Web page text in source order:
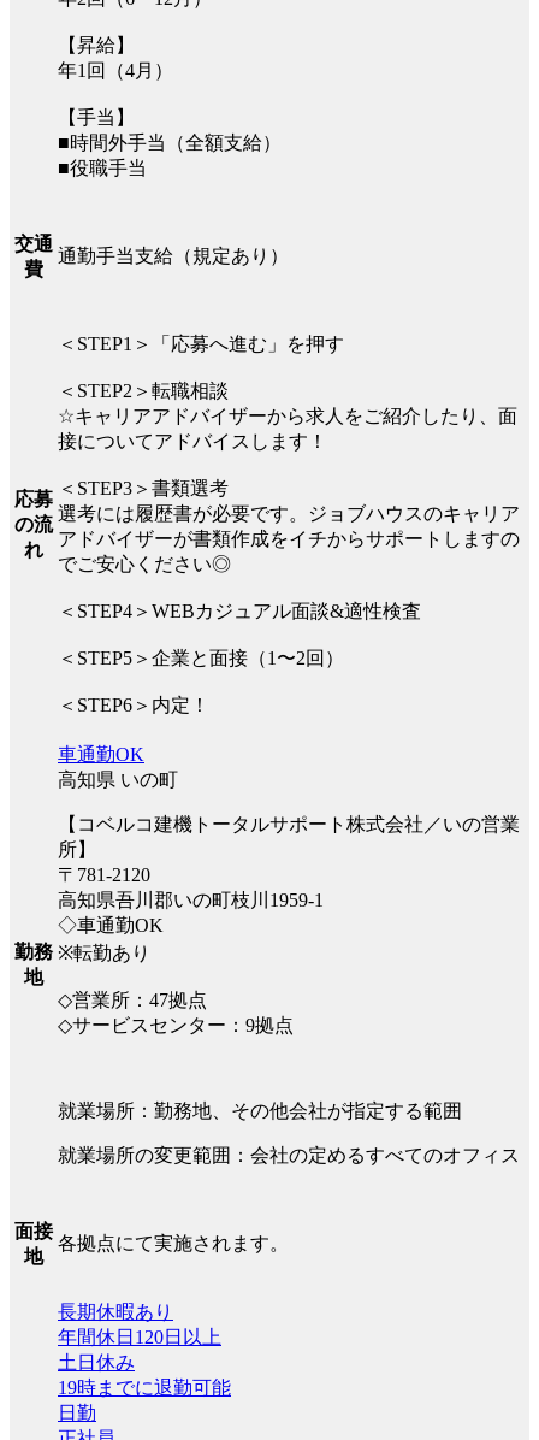
【昇給】
年1回（4月）
【手当】
■時間外手当（全額支給）
■役職手当
交通
費
通勤手当支給（規定あり）
応募
の流
れ
＜STEP1＞「応募へ進む」を押す
＜STEP2＞転職相談
☆キャリアアドバイザーから求人をご紹介したり、面
接についてアドバイスします！
＜STEP3＞書類選考
選考には履歴書が必要です。ジョブハウスのキャリア
アドバイザーが書類作成をイチからサポートしますの
でご安心ください◎
＜STEP4＞WEBカジュアル面談&適性検査
＜STEP5＞企業と面接（1〜2回）
＜STEP6＞内定！
勤務
地
車通勤OK
高知県 いの町
【コベルコ建機トータルサポート株式会社／いの営業
所】
〒781-2120
高知県吾川郡いの町枝川1959-1
◇車通勤OK
※転勤あり
◇営業所：47拠点
◇サービスセンター：9拠点
就業場所：勤務地、その他会社が指定する範囲
就業場所の変更範囲：会社の定めるすべてのオフィス
面接
地
各拠点にて実施されます。
長期休暇あり
年間休日120日以上
土日休み
19時までに退勤可能
日勤